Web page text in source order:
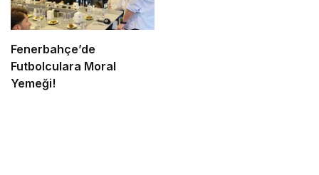
Fenerbahçe’de
Futbolculara Moral
Yemeği!